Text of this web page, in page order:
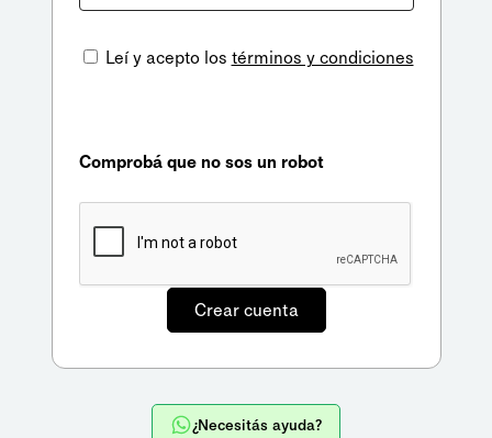
Leí y acepto los términos y condiciones
Comprobá que no sos un robot
¿Necesitás ayuda?